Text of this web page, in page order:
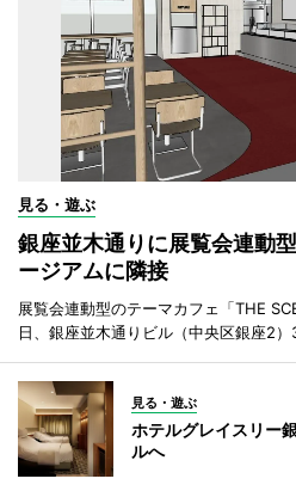
見る・遊ぶ
銀座並木通りに展覧会連動
ージアムに隣接
展覧会連動型のテーマカフェ「THE
日、銀座並木通りビル（中央区銀座2）
見る・遊ぶ
ホテルグレイスリー
ルへ